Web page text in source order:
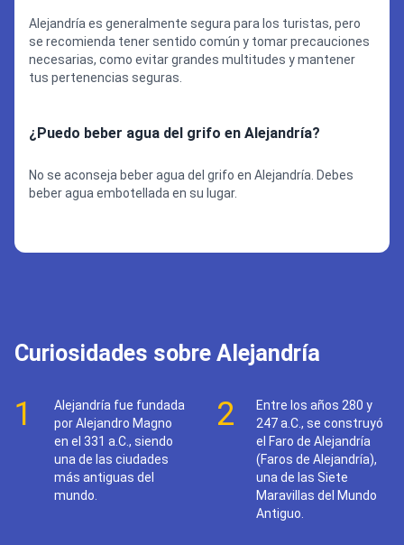
Alejandría es generalmente segura para los turistas, pero
se recomienda tener sentido común y tomar precauciones
necesarias, como evitar grandes multitudes y mantener
tus pertenencias seguras.
¿Puedo beber agua del grifo en Alejandría?
No se aconseja beber agua del grifo en Alejandría. Debes
beber agua embotellada en su lugar.
Curiosidades sobre Alejandría
1
Alejandría fue fundada
por Alejandro Magno
en el 331 a.C., siendo
una de las ciudades
más antiguas del
mundo.
2
Entre los años 280 y
247 a.C., se construyó
el Faro de Alejandría
(Faros de Alejandría),
una de las Siete
Maravillas del Mundo
Antiguo.